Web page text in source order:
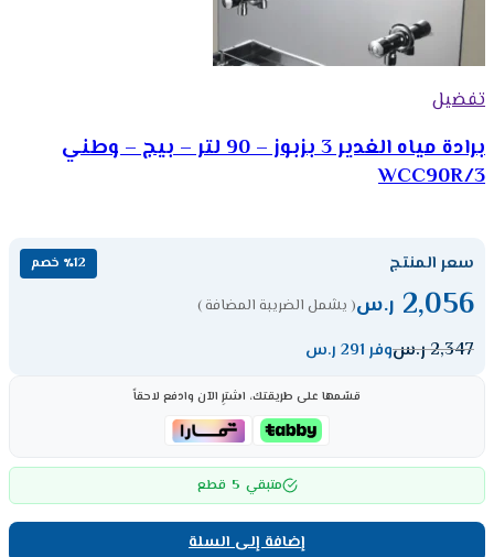
تفضيل
برادة مياه الغدير 3 بزبوز – 90 لتر – بيج – وطني
WCC90R/3
سعر المنتج ٪12 خصم
2,056 ر.س( يشمل الضريبة المضافة )
2,347ر.سوفر 291 ر.س
قسّمها على طريقتك، اشترِ الآن وادفع لاحقاً
متبقي 5 قطع
إضافة إلى السلة